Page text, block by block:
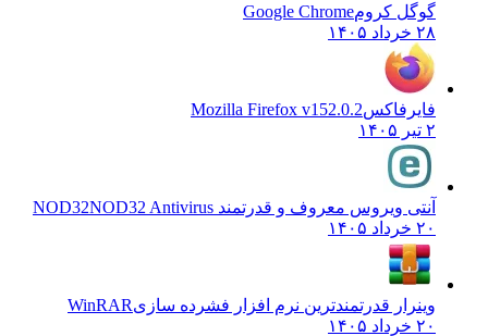
گوگل کرومGoogle Chrome
۲۸ خرداد ۱۴۰۵
فایرفاکسMozilla Firefox v152.0.2
۲ تیر ۱۴۰۵
آنتی ویروس معروف و قدرتمند NOD32 NOD32 Antivirus
۲۰ خرداد ۱۴۰۵
وینرار قدرتمندترین نرم افزار فشرده سازیWinRAR
۲۰ خرداد ۱۴۰۵